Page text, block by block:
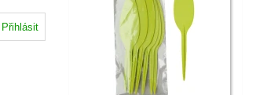
Přihlásit